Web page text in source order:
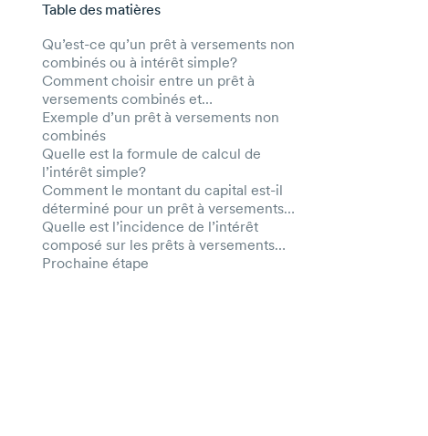
Aller au contenu principal
Table des matières
Qu’est-ce qu’un prêt à versements non
combinés ou à intérêt simple?
Comment choisir entre un prêt à
versements combinés et
non combinés?
Exemple d’un prêt à versements non
combinés
Quelle est la formule de calcul de
l’intérêt simple?
Comment le montant du capital est-il
déterminé pour un prêt à versements
non combinés?
Quelle est l’incidence de l’intérêt
composé sur les prêts à versements
combinés et non combinés?
Prochaine étape